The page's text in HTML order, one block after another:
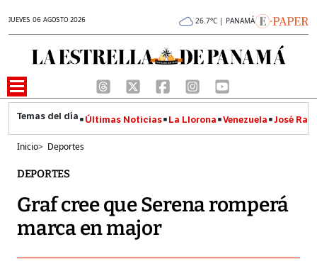
JUEVES 06 AGOSTO 2026 26.7°C | PANAMÁ
Últimas Noticias La Llorona Venezuela José
Inicio> Deportes
DEPORTES
Graf cree que Serena romperá
marca en major